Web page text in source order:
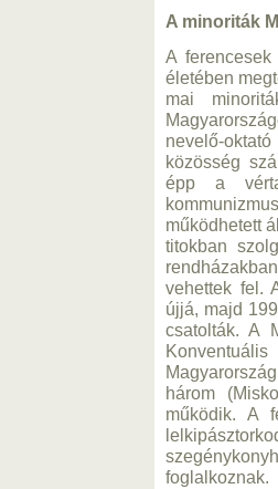
A minoriták
A
életében
mai
nevelő-
közösség
épp a
működhetett
titokban
vehettek fel.
újjá, majd
csatolták. A
három
működik. A
foglalkoznak.